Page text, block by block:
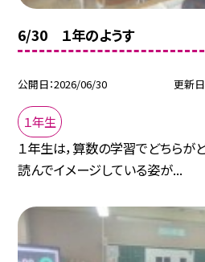
6/30 １年のようす
公開日 2026/06/30 更新日
１年生
１年生は，算数の学習でどちらが
読んでイメージしている姿が...